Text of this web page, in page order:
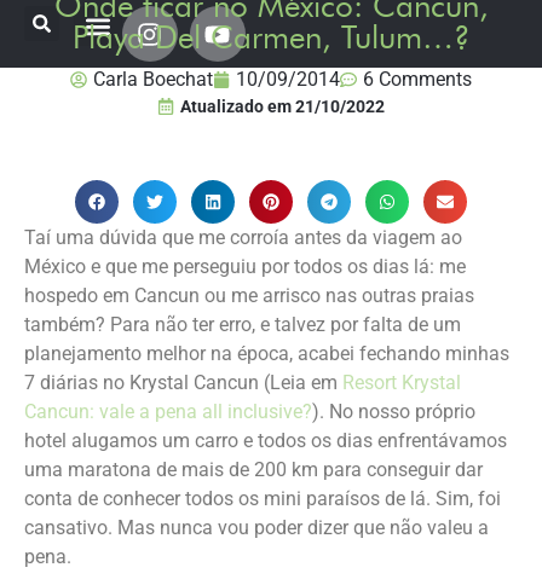
Playa Del Carmen, Tulum…?
Carla Boechat 10/09/2014 6 Comments
Atualizado em21/10/2022
Taí uma dúvida que me corroía antes da viagem ao
México e que me perseguiu por todos os dias lá: me
hospedo em Cancun ou me arrisco nas outras praias
também? Para não ter erro, e talvez por falta de um
planejamento melhor na época, acabei fechando minhas
7 diárias no Krystal Cancun (Leia em Resort Krystal
Cancun: vale a pena all inclusive?). No nosso próprio
hotel alugamos um carro e todos os dias enfrentávamos
uma maratona de mais de 200 km para conseguir dar
conta de conhecer todos os mini paraísos de lá. Sim, foi
cansativo. Mas nunca vou poder dizer que não valeu a
pena.